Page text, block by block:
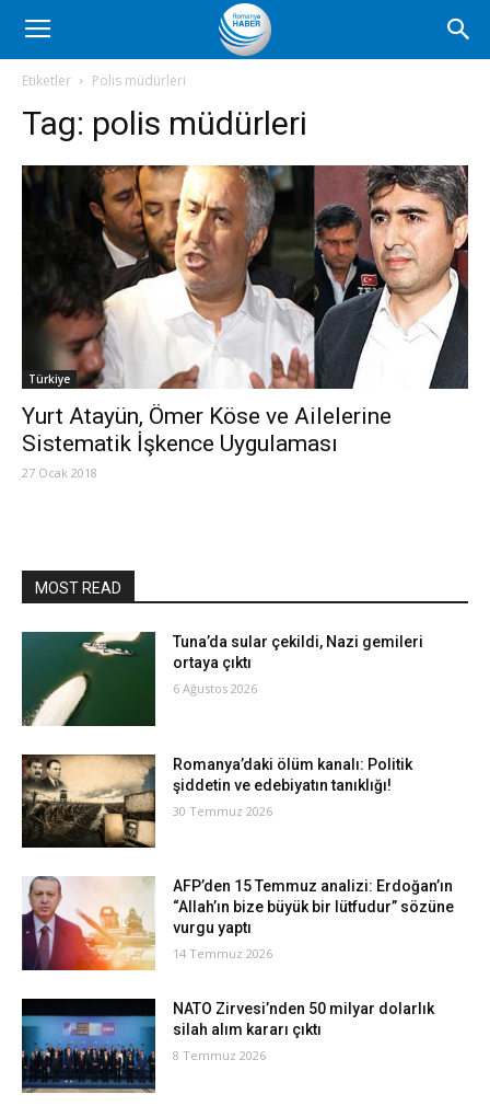
Romanya
Haber
Etiketler Polis müdürleri
Tag: polis müdürleri
Türkiye
Yurt Atayün, Ömer Köse ve Ailelerine
Sistematik İşkence Uygulaması
27 Ocak 2018
MOST READ
Tuna’da sular çekildi, Nazi gemileri
ortaya çıktı
6 Ağustos 2026
Romanya’daki ölüm kanalı: Politik
şiddetin ve edebiyatın tanıklığı!
30 Temmuz 2026
AFP’den 15 Temmuz analizi: Erdoğan’ın
“Allah’ın bize büyük bir lütfudur” sözüne
vurgu yaptı
14 Temmuz 2026
NATO Zirvesi’nden 50 milyar dolarlık
silah alım kararı çıktı
8 Temmuz 2026